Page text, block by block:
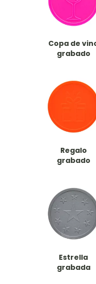
Copa de
grabado
Regalo
grabado
Estrella
grabada